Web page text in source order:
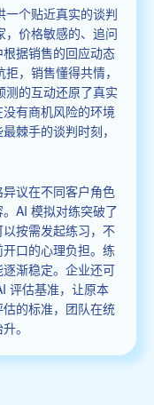
一个贴近真实的谈判
，价格敏感的、追问
据销售的回应动态
，销售懂得共情，
测的互动还原了真实
有商机风险的环境
棘手的谈判时刻，
议在不同客户角色
AI 模拟对练突破了
按需发起练习，不
口的心理负担。练
渐稳定。企业还可
评估基准，让原本
的标准，团队在统
。